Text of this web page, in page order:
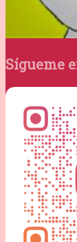
Sígueme